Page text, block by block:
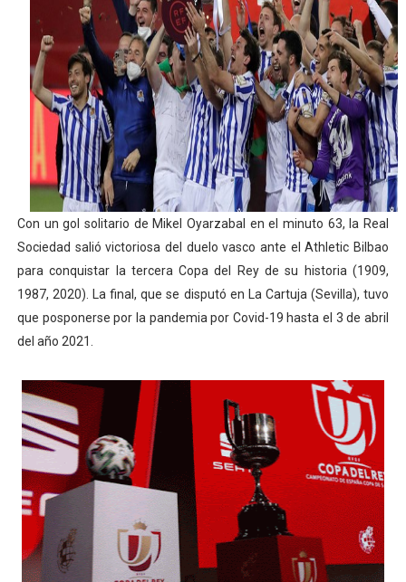
Athletes Unlimited Softball League 2026 - Las Utah
Mundial de piragüismo slalom 2026 (Oklahoma City,
Tour de Francia masculino 2026 - Tadej Pogacar
Mundial de Fórmula 1 2026 - Lando Norris consigue
Campeonato de Europa de saltos 2026 (París,
Con un gol solitario de Mikel Oyarzabal en el minuto 63, la Real
Sociedad salió victoriosa del duelo vasco ante el Athletic Bilbao
para conquistar la tercera Copa del Rey de su historia (1909,
1987, 2020). La final, que se disputó en La Cartuja (Sevilla), tuvo
que posponerse por la pandemia por Covid-19 hasta el 3 de abril
del año 2021.